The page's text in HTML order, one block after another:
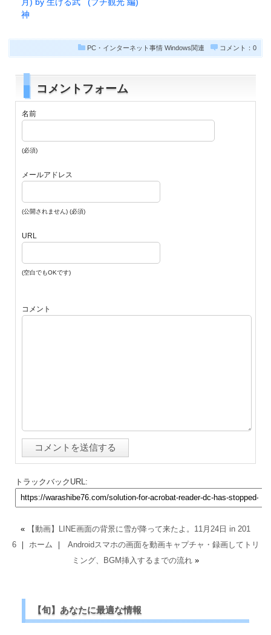
神
PC・インターネット事情 Windows関連 コメント：0
コメントフォーム
名前
(必須)
メールアドレス
(公開されません) (必須)
URL
(空白でもOKです)
コメント
トラックバックURL:
«
【動画】LINE画面の背景に雪が降って来たよ。11月24日 in 201
6｜ ホーム ｜ Androidスマホの画面を動画キャプチャ・録画してトリ
ミング、BGM挿入するまでの流れ »
【旬】あなたに最適な情報